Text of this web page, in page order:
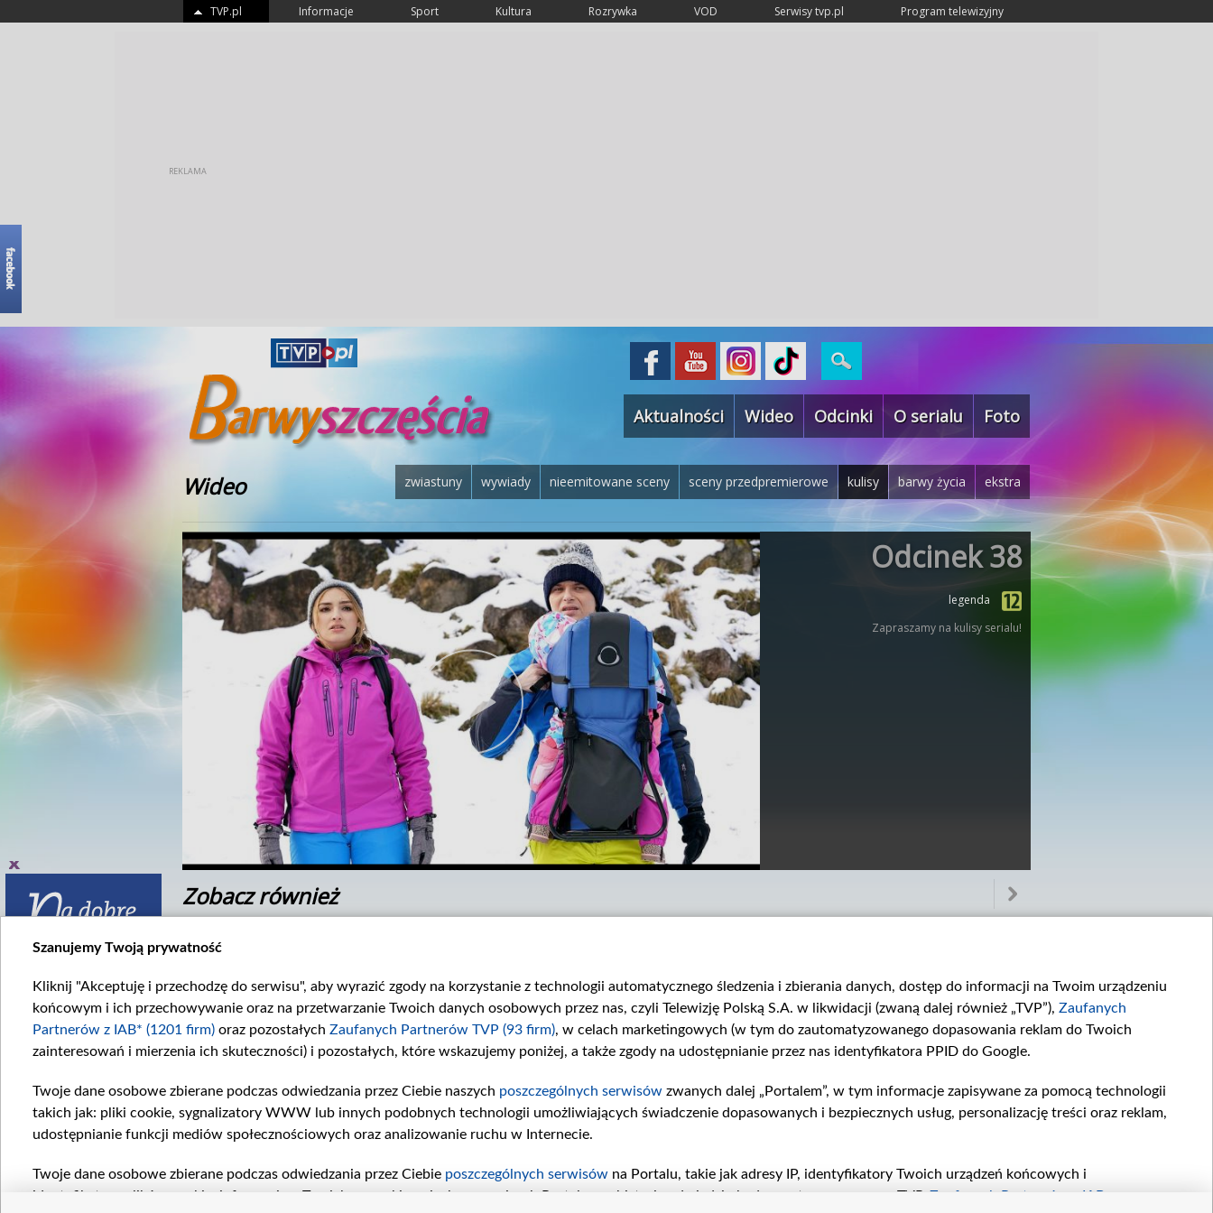
TVP.pl Informacje Sport Kultura Rozrywka VOD Serwisy tvp.pl Program telewizyjny
Aktualności Wideo Odcinki O serialu Foto
Wideo ekstra
barwy życia
kulisy
sceny przedpremierowe
nieemitowane sceny
wywiady
zwiastuny
Odcinek 38
legenda
Zapraszamy na kulisy serialu!
Zobacz również
140
2500 odcinków
Ściana Płaczu
Magiczne miasto
Pustynia
Komentarze
Szanujemy Twoją prywatność
Kliknij "Akceptuję i przechodzę do serwisu", aby wyrazić zgody na korzystanie z technologii automatycznego śledzenia i zbierania danych, dostęp do informacji na Twoim urządzeniu
końcowym i ich przechowywanie oraz na przetwarzanie Twoich danych osobowych przez nas, czyli Telewizję Polską S.A. w likwidacji (zwaną dalej również „TVP”), Zaufanych
Partnerów z IAB* (1201 firm) oraz pozostałych Zaufanych Partnerów TVP (93 firm), w celach marketingowych (w tym do zautomatyzowanego dopasowania reklam do Twoich
zainteresowań i mierzenia ich skuteczności) i pozostałych, które wskazujemy poniżej, a także zgody na udostępnianie przez nas identyfikatora PPID do Google.
Twoje dane osobowe zbierane podczas odwiedzania przez Ciebie naszych poszczególnych serwisów zwanych dalej „Portalem”, w tym informacje zapisywane za pomocą technologii
takich jak: pliki cookie, sygnalizatory WWW lub innych podobnych technologii umożliwiających świadczenie dopasowanych i bezpiecznych usług, personalizację treści oraz reklam,
udostępnianie funkcji mediów społecznościowych oraz analizowanie ruchu w Internecie.
Twoje dane osobowe zbierane podczas odwiedzania przez Ciebie poszczególnych serwisów na Portalu, takie jak adresy IP, identyfikatory Twoich urządzeń końcowych i
identyfikatory plików cookie, informacje o Twoich wyszukiwaniach w serwisach Portalu czy historia odwiedzin będą przetwarzane przez TVP, Zaufanych Partnerów z IAB